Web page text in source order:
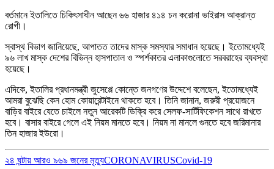
বর্তমানে ইতালিতে চিকিৎসাধীন আছেন ৬৬ হাজার ৪১৪ চন করোনা ভাইরাস আক্রান্ত
রোগী।
স্বাস্থ বিভাগ জানিয়েছে, আপাতত তাদের মাস্ক সমস্যার সমাধান হয়েছে। ইতোমধ্যেই
৯৬ লাখ মাস্ক দেশের বিভিন্ন হাসপাতাল ও স্পর্শকাতর এলাকাগুলোতে সরবরাহের ব্যবস্থা
হয়েছে।
এদিকে, ইতালির প্রধানমন্ত্রী জুসেপ্পে কোন্তে জনগণের উদ্দেশে বলেছেন, ইতোমধ্যেই
আমরা বুঝেছি কেন হোম কোয়ারেন্টাইনে থাকতে হবে। তিনি জানান, জরুরী প্রয়োজনে
বাড়ির বাইরে যেতে চাইলে নতুন আরেকটি ডিক্রি করে সেলফ-সার্টিফিকেশন সাথে রাখতে
হবে। বাসার বাইরে গেলে এই নিয়ম মানতে হবে। নিয়ম না মানলে গুনতে হবে জরিমানার
তিন হাজার ইউরো।
২৪ ঘন্টায় আরও ৯৬৯ জনের মৃত্যুCORONAVIRUSCovid-19